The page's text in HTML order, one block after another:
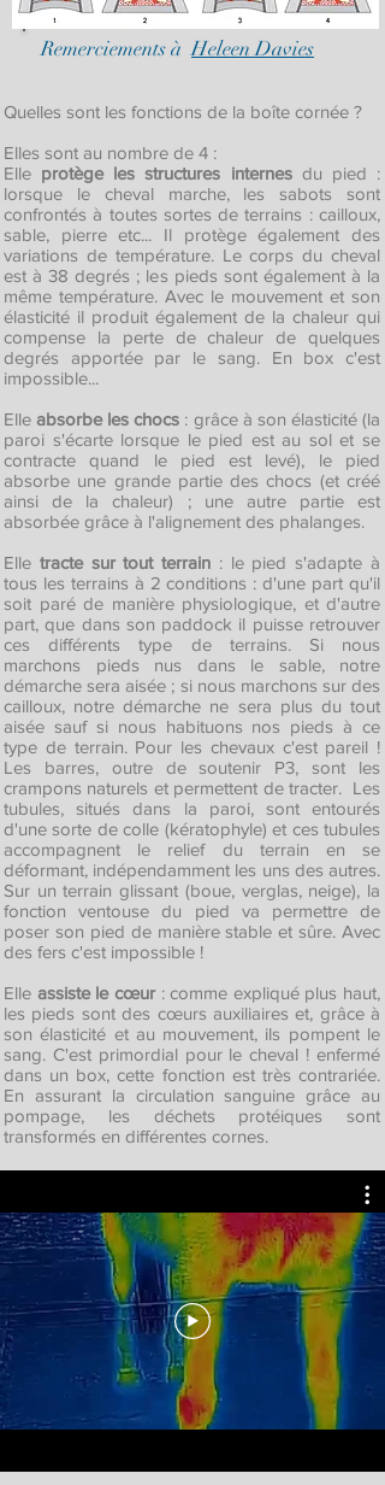
Remerciements àHeleen Davies
Quelles sont les fonctions de la boîte cornée ?
Elles sont au nombre de 4 :
Elle protège les structures internesdu pied :
lorsque le cheval marche, les sabots sont
confrontés à toutes sortes de terrains : cailloux,
sable, pierre etc... Il protège également des
variations de température. Le corps du cheval
est à 38 degrés ; les pieds sont également à la
même température. Avec le mouvement et son
élasticité il produit également de la chaleur qui
compense la perte de chaleur de quelques
degrés apportée par le sang. En box c'est
impossible...
Elle absorbe les chocs : grâce à son élasticité (la
paroi s'écarte lorsque le pied est au sol et se
contracte quand le pied est levé), le pied
absorbe une grande partie des chocs (et créé
ainsi de la chaleur) ; une autre partie est
absorbée grâce à l'alignement des phalanges.
Elle tracte sur tout terrain : le pied s'adapte à
tous les terrains à 2 conditions : d'une part qu'il
soit paré de manière physiologique, et d'autre
part, que dans son paddock il puisse retrouver
ces différents type de terrains. Si nous
marchons pieds nus dans le sable, notre
démarche sera aisée ; si nous marchons sur des
cailloux, notre démarche ne sera plus du tout
aisée sauf si nous habituons nos pieds à ce
type de terrain. Pour les chevaux c'est pareil !
Les barres, outre de soutenir P3, sont les
crampons naturels et permettent de tracter. Les
tubules, situés dans la paroi, sont entourés
d'une sorte de colle (kératophyle) et ces tubules
accompagnent le relief du terrain en se
déformant, indépendamment les uns des autres.
Sur un terrain glissant (boue, verglas, neige), la
fonction ventouse du pied va permettre de
poser son pied de manière stable et sûre. Avec
des fers c'est impossible !
Elle assiste le cœur : comme expliqué plus haut,
les pieds sont des cœurs auxiliaires et, grâce à
son élasticité et au mouvement, ils pompent le
sang. C'est primordial pour le cheval ! enfermé
dans un box, cette fonction est très contrariée.
En assurant la circulation sanguine grâce au
pompage, les déchets protéiques sont
transformés en différentes cornes.